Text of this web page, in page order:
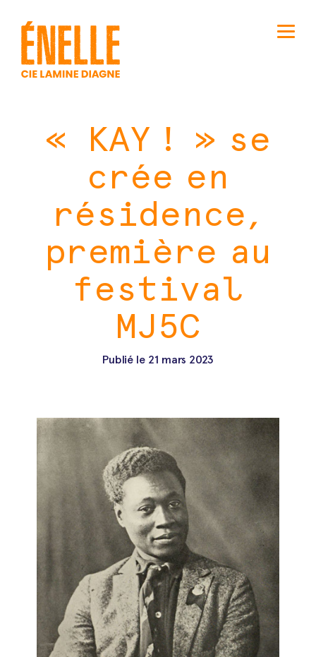
« KAY ! » se
crée en
résidence,
première au
festival
MJ5C
Publié le 21 mars 2023